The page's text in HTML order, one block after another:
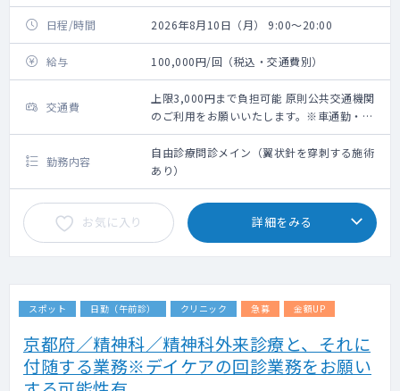
日程/時間 2026年8月10日（月） 9:00～20:00
給与 100,000円/回（税込・交通費別）
交通費
上限3,000円まで負担可能 原則公共交通機関
のご利用をお願いいたします。※車通勤・タ
クシー利用要相談
勤務内容
自由診療問診メイン（翼状針を穿刺する施術
あり）
お気に入り 詳細をみる
スポット 日勤（午前診） クリニック 急募 金額UP
京都府／精神科／精神科外来診療と、それに
付随する業務※デイケアの回診業務をお願い